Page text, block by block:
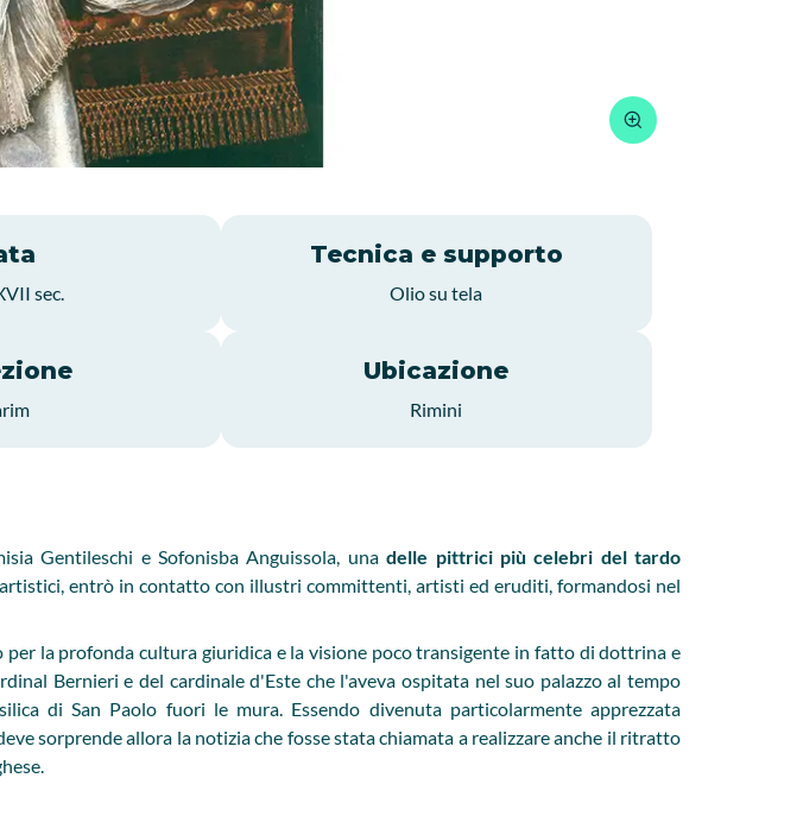
sec.
Tecnica e supporto
Olio su tela
Ubicazione
Rimini
Gentileschi e Sofonisba Anguissola, unadelle pittrici più celebri del tardo
entrò in contatto con illustri committenti, artisti ed eruditi, formandosi nel
la profonda cultura giuridica e la visione poco transigente in fatto di dottrina e
Bernieri e del cardinale d'Este che l'aveva ospitata nel suo palazzo al tempo
di San Paolo fuori le mura. Essendo divenuta particolarmente apprezzata
sorprende allora la notizia che fosse stata chiamata a realizzare anche il ritratto